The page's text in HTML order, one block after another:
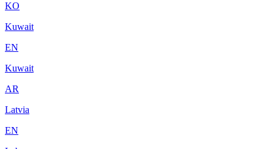
KO
Kuwait
EN
Kuwait
AR
Latvia
EN